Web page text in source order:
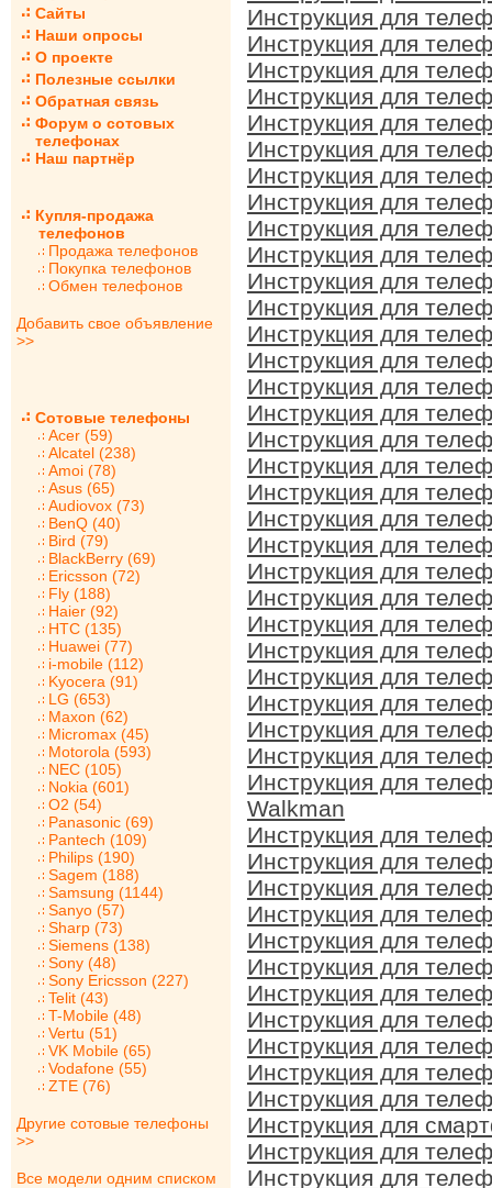
Сайты
Наши опросы
О проекте
Полезные ссылки
Обратная связь
Форум о сотовых
телефонах
Наш партнёр
Купля-продажа
телефонов
Продажа телефонов
Покупка телефонов
Обмен телефонов
Добавить свое объявление
>>
Сотовые телефоны
Acer (59)
Alcatel (238)
Amoi (78)
Asus (65)
Audiovox (73)
BenQ (40)
Bird (79)
BlackBerry (69)
Ericsson (72)
Fly (188)
Haier (92)
HTC (135)
Huawei (77)
i-mobile (112)
Kyocera (91)
LG (653)
Maxon (62)
Micromax (45)
Motorola (593)
NEC (105)
Nokia (601)
O2 (54)
Panasonic (69)
Pantech (109)
Philips (190)
Sagem (188)
Samsung (1144)
Sanyo (57)
Sharp (73)
Siemens (138)
Sony (48)
Sony Ericsson (227)
Telit (43)
T-Mobile (48)
Vertu (51)
VK Mobile (65)
Vodafone (55)
ZTE (76)
Другие сотовые телефоны
>>
Все модели одним списком
Инструкция для
Инструкция для
Инструкция для
Инструкция для
Инструкция для
Инструкция для
Инструкция для
Инструкция для
Инструкция для
Инструкция для
Инструкция для
Инструкция для
Инструкция для
Инструкция для
Инструкция для
Инструкция для
Инструкция для
Инструкция для
Инструкция для
Инструкция для
Инструкция для
Инструкция для
Инструкция для
Инструкция для
Инструкция для
Инструкция для
Инструкция для
Инструкция для
Инструкция для
Инструкция для
Walkman
Инструкция для
Инструкция для
Инструкция для
Инструкция для
Инструкция для
Инструкция для
Инструкция для
Инструкция для
Инструкция для
Инструкция для
Инструкция для
Инструкция для
Инструкция для
Инструкция для